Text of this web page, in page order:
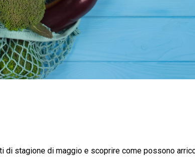
stagione di maggio e scoprire come possono